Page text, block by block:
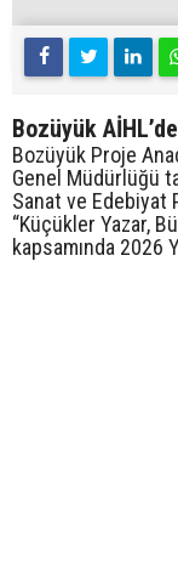
Bozüyük
Bozüyük Proje
Genel Müdürlüğü
Sanat ve Edebiyat
“Küçükler Yazar,
kapsamında 2026